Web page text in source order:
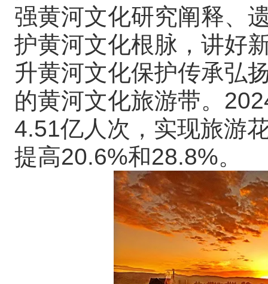
强黄河文化研究阐释、
护黄河文化根脉，讲好
升黄河文化保护传承弘
的黄河文化旅游带。
4.51亿人次，实现旅游
提高20.6%和28.8%。